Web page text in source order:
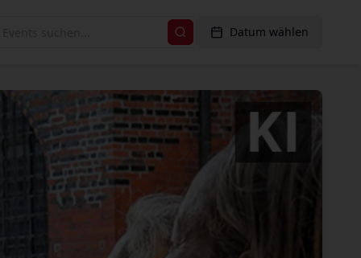
Datum wählen